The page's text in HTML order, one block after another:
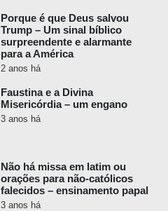
Porque é que Deus salvou
Trump – Um sinal bíblico
surpreendente e alarmante
para a América
2 anos há
Faustina e a Divina
Misericórdia – um engano
3 anos há
Não há missa em latim ou
orações para não-católicos
falecidos – ensinamento papal
3 anos há